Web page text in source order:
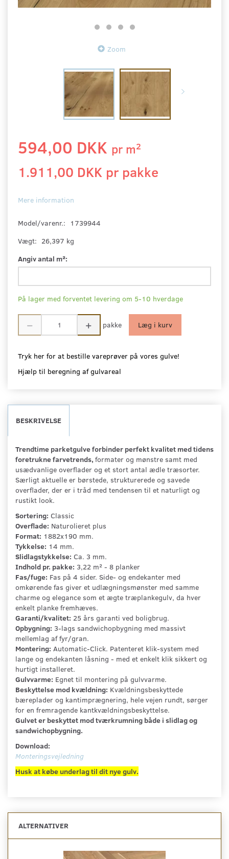
Zoom
594,00 DKK pr m2
1.911,00 DKK pr pakke
Mere information
Model/varenr.:
1739944
Vægt: 26,397 kg
Angiv antal m²:
På lager med forventet levering om 5-10 hverdage
pakke Læg i kurv
Tryk her for at bestille vareprøver på vores gulve!
Hjælp til beregning af gulvareal
BESKRIVELSE
Trendtime parketgulve forbinder perfekt kvalitet med tidens
foretrukne farvetrends, formater og mønstre samt med
usædvanlige overflader og et stort antal ædle træsorter.
Særligt aktuelle er børstede, strukturerede og savede
overflader, der er i tråd med tendensen til et naturligt og
rustikt look.
Sortering: Classic
Overflade: Naturolieret plus
Format: 1882x190 mm.
Tykkelse: 14 mm.
Slidlagstykkelse: Ca. 3 mm.
Indhold pr. pakke: 3,22 m² - 8 planker
Fas/fuge: Fas på 4 sider. Side- og endekanter med
omkørende fas giver et udlægningsmønster med samme
charme og elegance som et ægte træplankegulv, da hver
enkelt planke fremhæves.
Garanti/kvalitet: 25 års garanti ved boligbrug.
Opbygning: 3-lags sandwichopbygning med massivt
mellemlag af fyr/gran.
Montering: Automatic-Click. Patenteret klik-system med
lange og endekanten låsning - med et enkelt klik sikkert og
hurtigt installeret.
Gulvvarme: Egnet til montering på gulvvarme.
Beskyttelse mod kvældning: Kvældningsbeskyttede
bæreplader og kantimprægnering, hele vejen rundt, sørger
for en fremragende kantkvældningsbeskyttelse.
Gulvet er beskyttet mod tværkrumning både i slidlag og
sandwichopbygning.
Download:
Monteringsvejledning
Husk at købe underlag til dit nye gulv.
ALTERNATIVER